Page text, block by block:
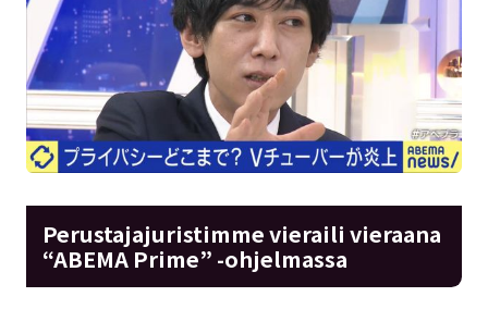
Perustajajuristimme vieraili vieraana
“ABEMA Prime” -ohjelmassa